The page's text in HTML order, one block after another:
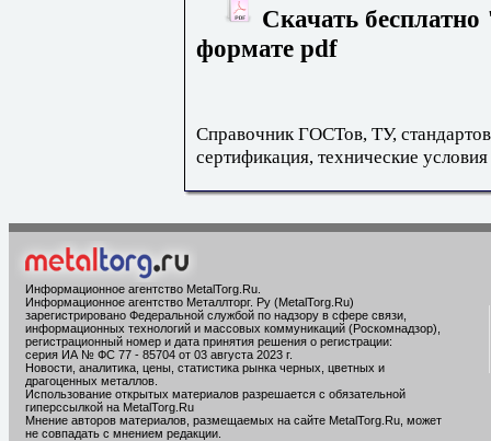
Скачать
формате pdf
Справочник ГОСТов, ТУ,
сертификация, технические условия
Информационное агентство MetalTorg.Ru
Информационное агентство Металлторг. Ру (MetalTorg.Ru)
зарегистрировано Федеральной службой по надзору в сфере связи,
информационных технологий и массовых коммуникаций (Роскомнадзор),
регистрационный номер и дата принятия решения о регистрации:
серия ИА № ФС 77 - 85704 от 03 августа 2023 г.
Новости, аналитика, цены, статистика рынка черных, цветных и
драгоценных металлов.
Использование открытых материалов разрешается с обязательной
гиперссылкой на MetalTorg.Ru
Мнение авторов материалов, размещаемых на сайте MetalTorg.Ru, может
не совпадать с мнением редакции.